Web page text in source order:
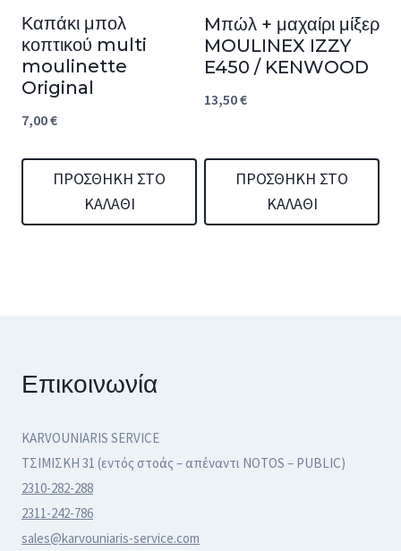
Καπάκι μπολ
κοπτικού multi
moulinette
Original
7,00€
ΠΡΟΣΘΉΚΗ ΣΤΟ
ΚΑΛΆΘΙ
Mπώλ + μαχαίρι μίξερ
MOULINEX IZZY
E450 / KENWOOD
13,50€
ΠΡΟΣΘΉΚΗ ΣΤΟ
ΚΑΛΆΘΙ
Επικοινωνία
KARVOUNIARIS SERVICE
ΤΣΙΜΙΣΚΗ 31 (εντός στοάς – απέναντι NOTOS – PUBLIC)
2310-282-288
2311-242-786
sales@karvouniaris-service.com